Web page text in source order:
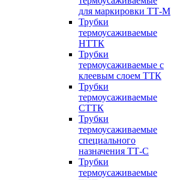
для маркировки ТТ-М
Трубки
термоусаживаемые
НTТК
Трубки
термоусаживаемые с
клеевым слоем TТК
Трубки
термоусаживаемые
СTТК
Трубки
термоусаживаемые
специального
назначения ТТ-С
Трубки
термоусаживаемые